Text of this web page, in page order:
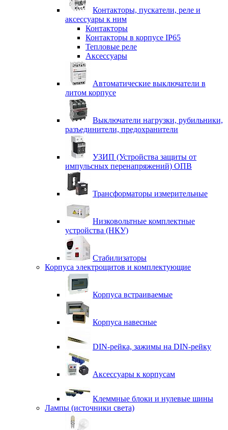
Контакторы, пускатели, реле и
аксессуары к ним
Контакторы
Контакторы в корпусе IP65
Тепловые реле
Аксессуары
Автоматические выключатели в
литом корпусе
Выключатели нагрузки, рубильники,
разъединители, предохранители
УЗИП (Устройства защиты от
импульсных перенапряжений) ОПВ
Трансформаторы измерительные
Низковольтные комплектные
устройства (НКУ)
Стабилизаторы
Корпуса электрощитов и комплектующие
Корпуса встраиваемые
Корпуса навесные
DIN-рейка, зажимы на DIN-рейку
Аксессуары к корпусам
Клеммные блоки и нулевые шины
Лампы (источники света)